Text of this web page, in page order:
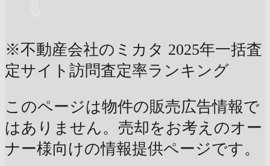
※不動産会社のミカタ 2025年一括査
定サイト訪問査定率ランキング
このページは物件の販売広告情報で
はありません。売却をお考えのオー
ナー様向けの情報提供ページです。